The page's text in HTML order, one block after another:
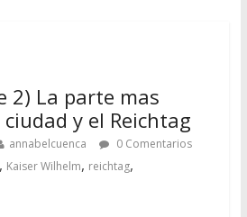
2) La parte mas
y el Reichtag
annabelcuenca
0 Comentarios
, Kaiser Wilhelm, reichtag,